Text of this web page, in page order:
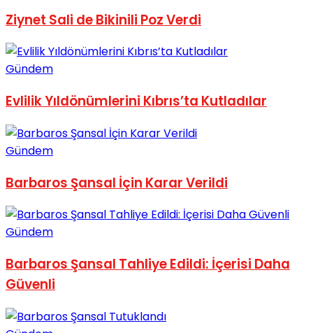
No Result
View All Result
Ziynet Sali de Bikinili Poz Verdi
Gündem
Evlilik Yıldönümlerini Kıbrıs’ta Kutladılar
Gündem
Barbaros Şansal İçin Karar Verildi
Gündem
Barbaros Şansal Tahliye Edildi: İçerisi Daha
Güvenli